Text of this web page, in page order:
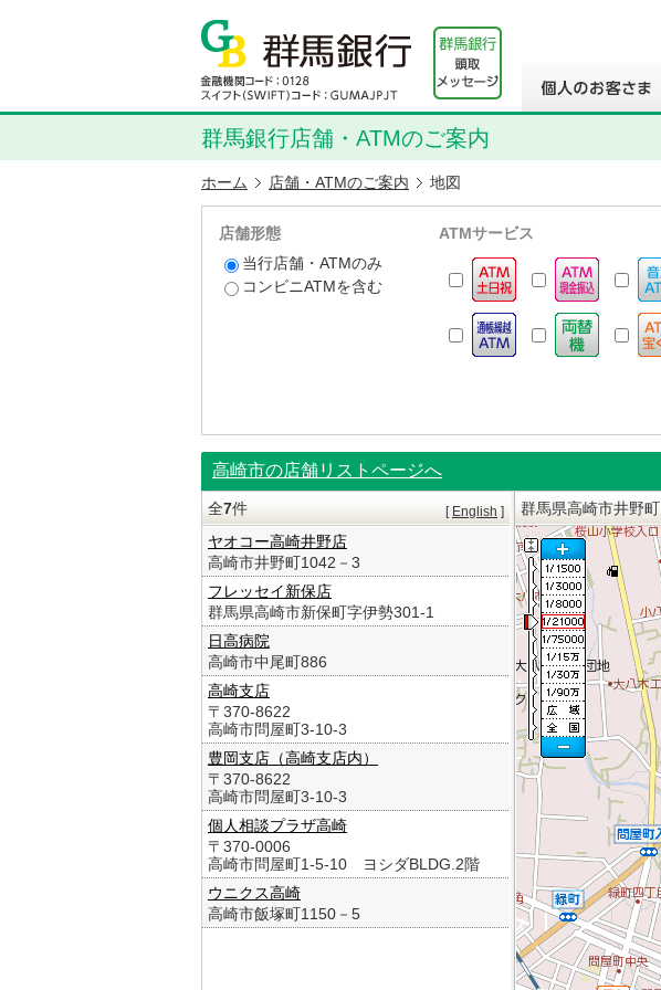
群馬銀行店舗・ATMのご案内
ホーム 店舗・ATMのご案内 地図
店舗形態
当行店舗・ATMのみ
コンビニATMを含む
ATMサービス
高崎市の店舗リストページへ
全7件 [ English ]
ヤオコー高崎井野店
高崎市井野町1042－3
フレッセイ新保店
群馬県高崎市新保町字伊勢301-1
日高病院
高崎市中尾町886
高崎支店
〒370-8622
高崎市問屋町3-10-3
豊岡支店（高崎支店内）
〒370-8622
高崎市問屋町3-10-3
個人相談プラザ高崎
〒370-0006
高崎市問屋町1-5-10 ヨシダBLDG.2階
ウニクス高崎
高崎市飯塚町1150－5
群馬県高崎市井野町